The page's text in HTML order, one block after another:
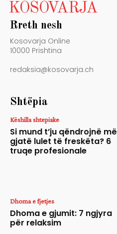
KOSOVARJA
Rreth nesh
Kosovarja Online
10000 Prishtina
redaksia@kosovarja.ch
Shtëpia
Këshilla shtepiake
Si mund t’ju qëndrojnë më
gjatë lulet të freskëta? 6
truqe profesionale
Dhoma e fjetjes
Dhoma e gjumit: 7 ngjyra
për relaksim